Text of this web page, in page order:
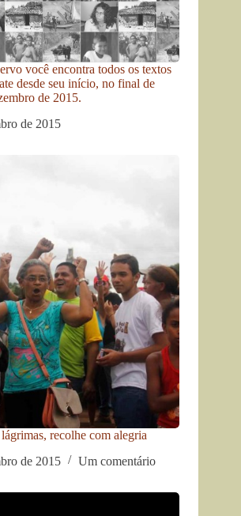
você encontra todos os textos
desde seu início, no final de
de 2015.
de 2015
recolhe com alegria
de 2015
Um comentário